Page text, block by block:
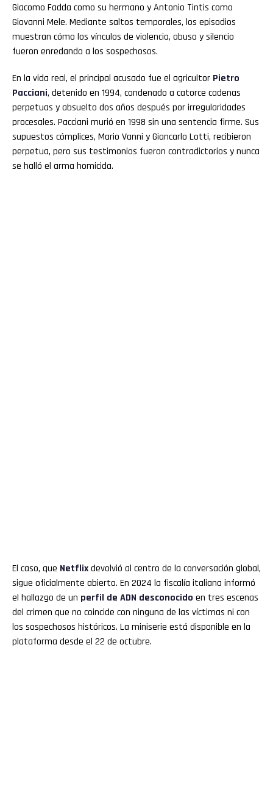
Giacomo Fadda como su hermano y Antonio Tintis como
Giovanni Mele. Mediante saltos temporales, los episodios
muestran cómo los vínculos de violencia, abuso y silencio
fueron enredando a los sospechosos.
En la vida real, el principal acusado fue el agricultor Pietro
Pacciani, detenido en 1994, condenado a catorce cadenas
perpetuas y absuelto dos años después por irregularidades
procesales. Pacciani murió en 1998 sin una sentencia firme. Sus
supuestos cómplices, Mario Vanni y Giancarlo Lotti, recibieron
perpetua, pero sus testimonios fueron contradictorios y nunca
se halló el arma homicida.
El caso, que Netflixdevolvió al centro de la conversación global,
sigue oficialmente abierto. En 2024 la fiscalía italiana informó
el hallazgo de un perfil de ADN desconocido en tres escenas
del crimen que no coincide con ninguna de las víctimas ni con
los sospechosos históricos. La miniserie está disponible en la
plataforma desde el 22 de octubre.